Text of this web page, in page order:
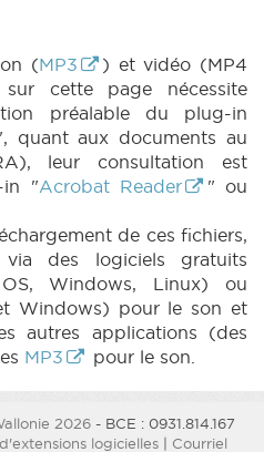
(MP3
) et vidéo (MP4
cette page nécessite
préalable du plug-in
quant aux documents au
leur consultation est
in "Acrobat Reader
" ou
de ces fichiers,
des logiciels gratuits
Windows, Linux) ou
Windows) pour le son et
autres applications (des
MP3 pour le son.
2026 - BCE : 0931.814.167
logicielles| Courriel